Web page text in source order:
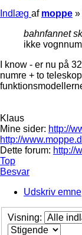
Indlæg af moppe »
bahnfannet
ikke
I know - er nu på
numre + to
Klaus
Mine sider: http://
http://
Dette forum: http://
Top
Besvar
Udskriv emne
Visning: